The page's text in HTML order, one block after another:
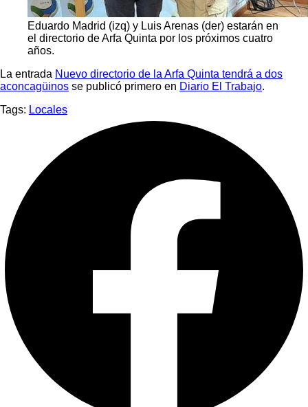
Eduardo Madrid (izq) y Luis Arenas (der) estarán en
el directorio de Arfa Quinta por los próximos cuatro
años.
La entrada Nuevo directorio de la Arfa Quinta tendrá a dos
aconcagüinos se publicó primero en Diario El Trabajo.
Tags: Locales